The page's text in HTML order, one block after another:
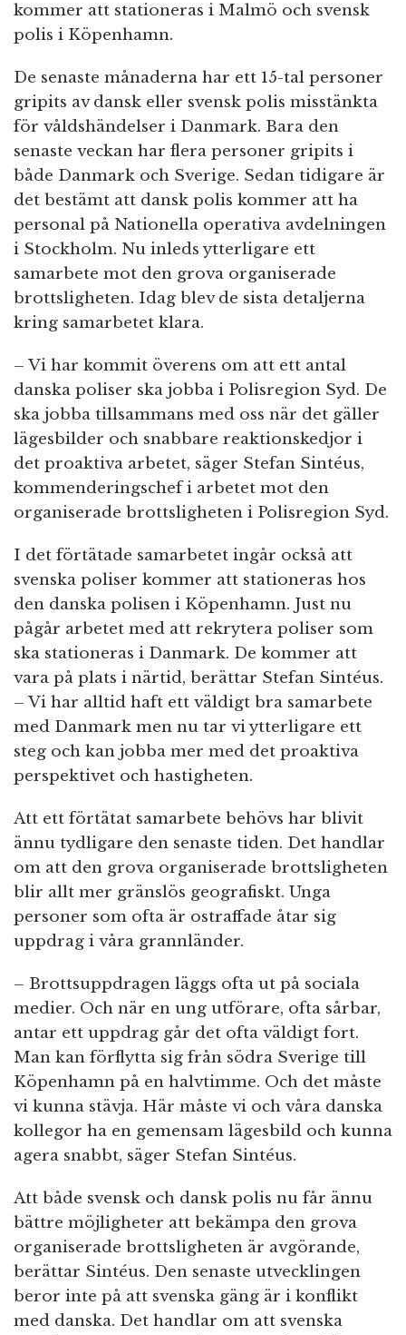
kommer att stationeras i Malmö och svensk
polis i Köpenhamn.
De senaste månaderna har ett 15-tal personer
gripits av dansk eller svensk polis misstänkta
för våldshändelser i Danmark. Bara den
senaste veckan har flera personer gripits i
både Danmark och Sverige. Sedan tidigare är
det bestämt att dansk polis kommer att ha
personal på Nationella operativa avdelningen
i Stockholm. Nu inleds ytterligare ett
samarbete mot den grova organiserade
brottsligheten. Idag blev de sista detaljerna
kring samarbetet klara.
– Vi har kommit överens om att ett antal
danska poliser ska jobba i Polisregion Syd. De
ska jobba tillsammans med oss när det gäller
lägesbilder och snabbare reaktionskedjor i
det proaktiva arbetet, säger Stefan Sintéus,
kommenderingschef i arbetet mot den
organiserade brottsligheten i Polisregion Syd.
I det förtätade samarbetet ingår också att
svenska poliser kommer att stationeras hos
den danska polisen i Köpenhamn. Just nu
pågår arbetet med att rekrytera poliser som
ska stationeras i Danmark. De kommer att
vara på plats i närtid, berättar Stefan Sintéus.
– Vi har alltid haft ett väldigt bra samarbete
med Danmark men nu tar vi ytterligare ett
steg och kan jobba mer med det proaktiva
perspektivet och hastigheten.
Att ett förtätat samarbete behövs har blivit
ännu tydligare den senaste tiden. Det handlar
om att den grova organiserade brottsligheten
blir allt mer gränslös geografiskt. Unga
personer som ofta är ostraffade åtar sig
uppdrag i våra grannländer.
– Brottsuppdragen läggs ofta ut på sociala
medier. Och när en ung utförare, ofta sårbar,
antar ett uppdrag går det ofta väldigt fort.
Man kan förflytta sig från södra Sverige till
Köpenhamn på en halvtimme. Och det måste
vi kunna stävja. Här måste vi och våra danska
kollegor ha en gemensam lägesbild och kunna
agera snabbt, säger Stefan Sintéus.
Att både svensk och dansk polis nu får ännu
bättre möjligheter att bekämpa den grova
organiserade brottsligheten är avgörande,
berättar Sintéus. Den senaste utvecklingen
beror inte på att svenska gäng är i konflikt
med danska. Det handlar om att svenska